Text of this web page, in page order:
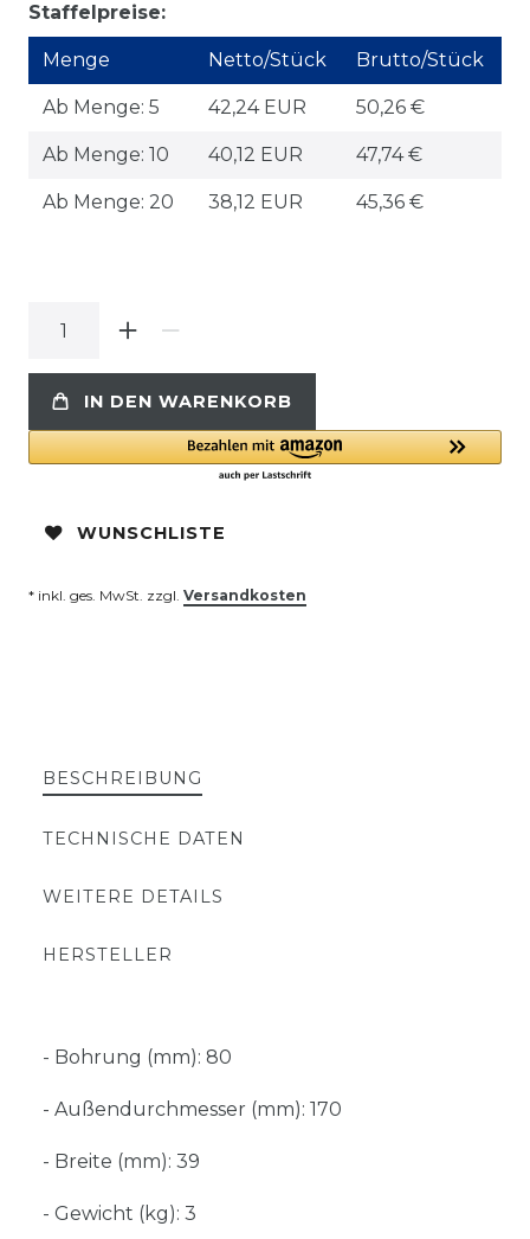
Staffelpreise:
Menge Netto/Stück Brutto/Stück
Ab Menge: 5 42,24 EUR 50,26 €
Ab Menge: 10 40,12 EUR 47,74 €
Ab Menge: 20 38,12 EUR 45,36 €
IN DEN WARENKORB
WUNSCHLISTE
* inkl. ges. MwSt. zzgl. Versandkosten
BESCHREIBUNG
TECHNISCHE DATEN
WEITERE DETAILS
HERSTELLER
- Bohrung (mm): 80
- Außendurchmesser (mm): 170
- Breite (mm): 39
- Gewicht (kg): 3